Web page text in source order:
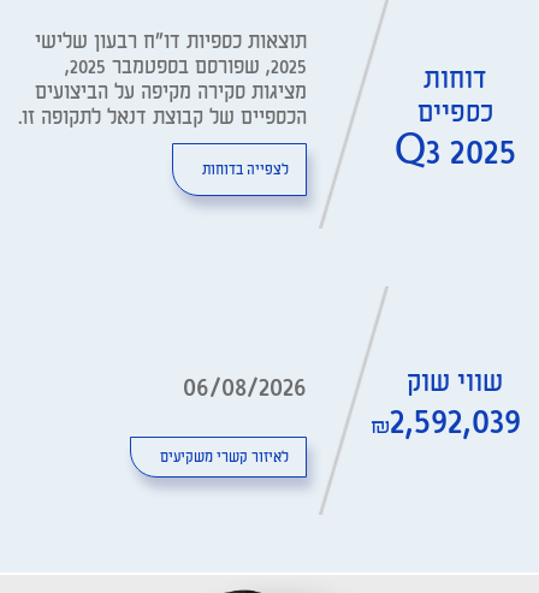
דוחות
כספיים
Q3 2025
תוצאות כספיות דו"ח רבעון שלישי
2025, שפורסם בספטמבר 2025,
מציגות סקירה מקיפה על הביצועים
הכספיים של קבוצת דנאל לתקופה זו.
לצפייה בדוחות
שווי שוק
₪2,592,039
06/08/2026
לאיזור קשרי משקיעים